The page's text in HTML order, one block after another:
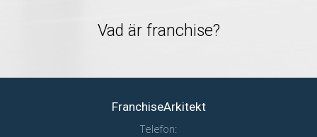
Vad är franchise?
FranchiseArkitekt
Telefon: